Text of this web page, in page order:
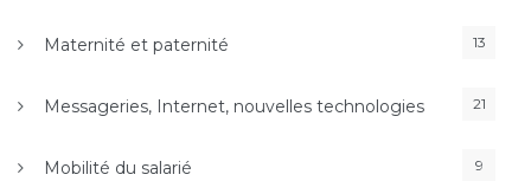
Maternité et paternité 13
Messageries, Internet, nouvelles technologies 21
Mobilité du salarié 9